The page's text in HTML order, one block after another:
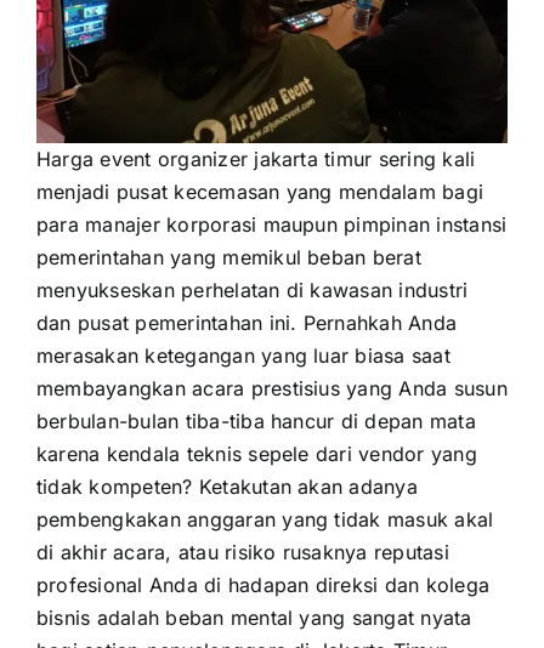
Harga event organizer jakarta timur sering kali
menjadi pusat kecemasan yang mendalam bagi
para manajer korporasi maupun pimpinan instansi
pemerintahan yang memikul beban berat
menyukseskan perhelatan di kawasan industri
dan pusat pemerintahan ini. Pernahkah Anda
merasakan ketegangan yang luar biasa saat
membayangkan acara prestisius yang Anda susun
berbulan-bulan tiba-tiba hancur di depan mata
karena kendala teknis sepele dari vendor yang
tidak kompeten? Ketakutan akan adanya
pembengkakan anggaran yang tidak masuk akal
di akhir acara, atau risiko rusaknya reputasi
profesional Anda di hadapan direksi dan kolega
bisnis adalah beban mental yang sangat nyata